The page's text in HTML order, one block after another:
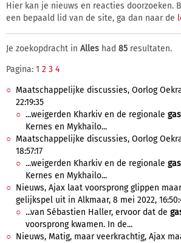
Hier kan je nieuws en reacties doorzoeken.
een bepaald lid van de site, ga dan naar de
Je zoekopdracht in Alles had 85 resultaten.
Pagina: 1 2 3 4
Maatschappelijke discussies, Oorlog
22:19:35
...weigerden Kharkiv en de regionale
Kernes en Mykhailo...
Maatschappelijke discussies, Oorlog
18:57:17
...weigerden Kharkiv en de regionale
Kernes en Mykhailo...
Nieuws, Ajax laat voorsprong glippen
gelijkspel uit in Alkmaar, 8 mei 2022,
...van Sébastien Haller, ervoor dat de
voorsprong kwamen. In de...
Nieuws, Matig, maar veerkrachtig, Ajax